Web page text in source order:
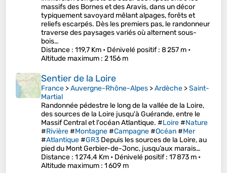
massifs des Bornes et des Aravis, dans un décor
typiquement savoyard mêlant alpages, forêts et
reliefs escarpés. Dès les premiers pas, le randonneur
traverse des paysages variés où alternent sous-
bois…
Distance : 119,7 Km • Dénivelé positif: 8 257 m •
Altitude maximum : 2 156 m
Sentier de la Loire
France >Auvergne-Rhône-Alpes >Ardèche >Saint-
Martial
Randonnée pédestre le long de la vallée de la Loire,
des sources de la Loire jusqu'à Guérande, entre le
Massif Central et l'océan Atlantique. #Loire#Nature
#Rivière#Montagne#Campagne#Océan#Mer
#Atlantique#GR3 Depuis les sources de la Loire, au
pied du Mont Gerbier-de-Jonc, jusqu’aux marais…
Distance : 1 274,4 Km • Dénivelé positif: 17 873 m •
Altitude maximum : 1 609 m